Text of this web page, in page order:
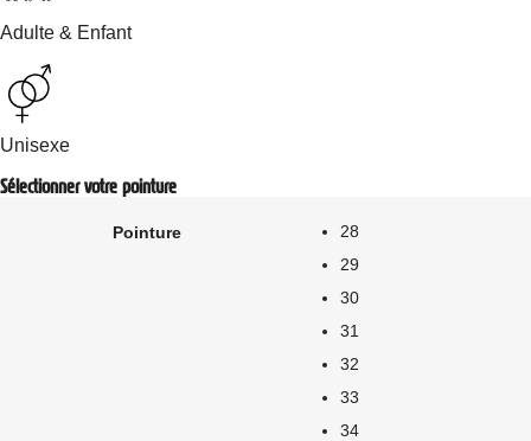
Adulte & Enfant
Unisexe
Sélectionner votre pointure
Pointure
28
29
30
31
32
33
34